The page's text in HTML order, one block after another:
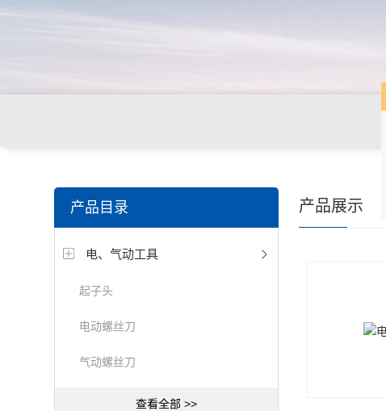
产品目录
电、气动工具
起子头
电动螺丝刀
气动螺丝刀
查看全部 >>
产品展示